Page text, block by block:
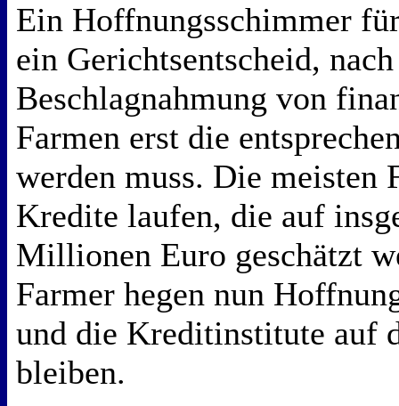
Ein Hoffnungsschimmer
ein Gerichtsentscheid,
Beschlagnahmung von
Farmen erst die
werden muss. Die meisten
Kredite laufen, die auf
Millionen Euro geschätzt
Farmer hegen nun
und die Kreditinstitute auf
bleiben.